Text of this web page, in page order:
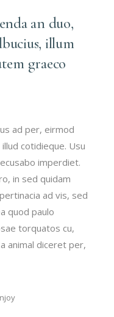
an duo,
illum
graeco
ad per, eirmod
cotidieque. Usu
imperdiet.
in sed quidam
ad vis, sed
quod paulo
torquatos cu,
animal diceret per,